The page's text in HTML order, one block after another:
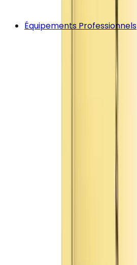
Équipements Professionnels